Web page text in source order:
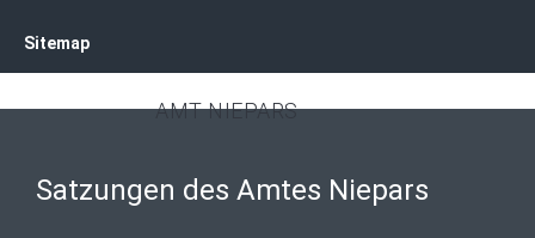
AMT NIEPARS
Sitemap
Satzungen des Amtes Niepars